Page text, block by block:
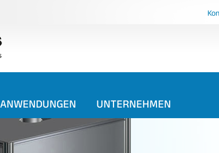
ANWENDUNGEN UNTERNEHMEN